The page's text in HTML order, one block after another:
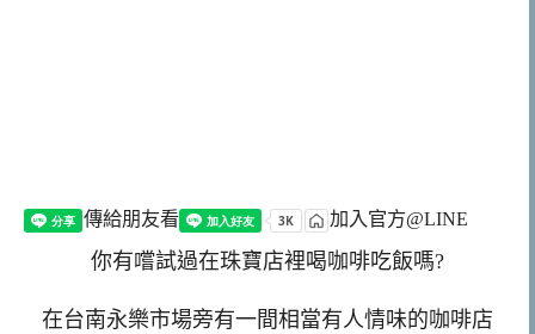
傳給朋友看 加入官方@LINE
你有嚐試過在珠寶店裡喝咖啡吃飯嗎?
在台南永樂市場旁有一間相當有人情味的咖啡店